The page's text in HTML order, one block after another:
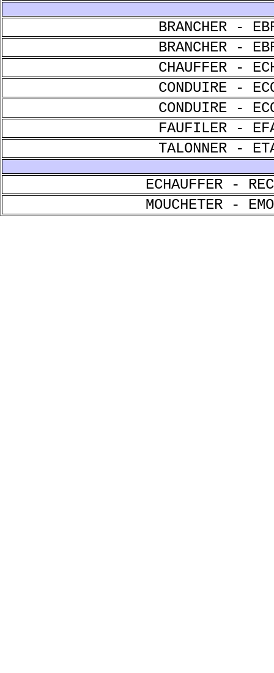
BRANCHER -
BRANCHER -
CHAUFFER -
CONDUIRE -
CONDUIRE -
FAUFILER -
TALONNER -
ECHAUFFER -
MOUCHETER -